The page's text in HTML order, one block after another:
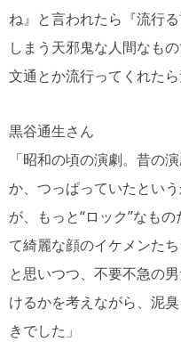
ね』と言われたら『流行
しまう天邪鬼な人間なも
文通とか流行ってくれた
黒谷通生さん
「昭和の頃の演劇。昔の
か、つっぱっていたとい
が、もっと“ロック”なも
て綺麗な顔のイケメンた
と思いつつ、不要不急の
けるかを考えながら、泥
きでした」